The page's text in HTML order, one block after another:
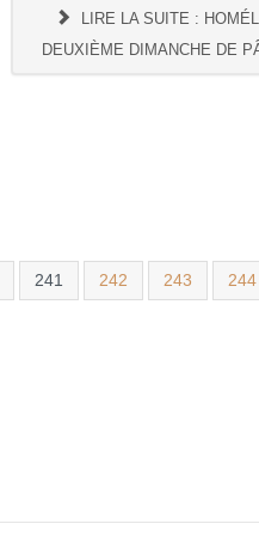
LIRE LA SUITE :
DEUXIÈME DIMANCHE DE
241 242 243 244